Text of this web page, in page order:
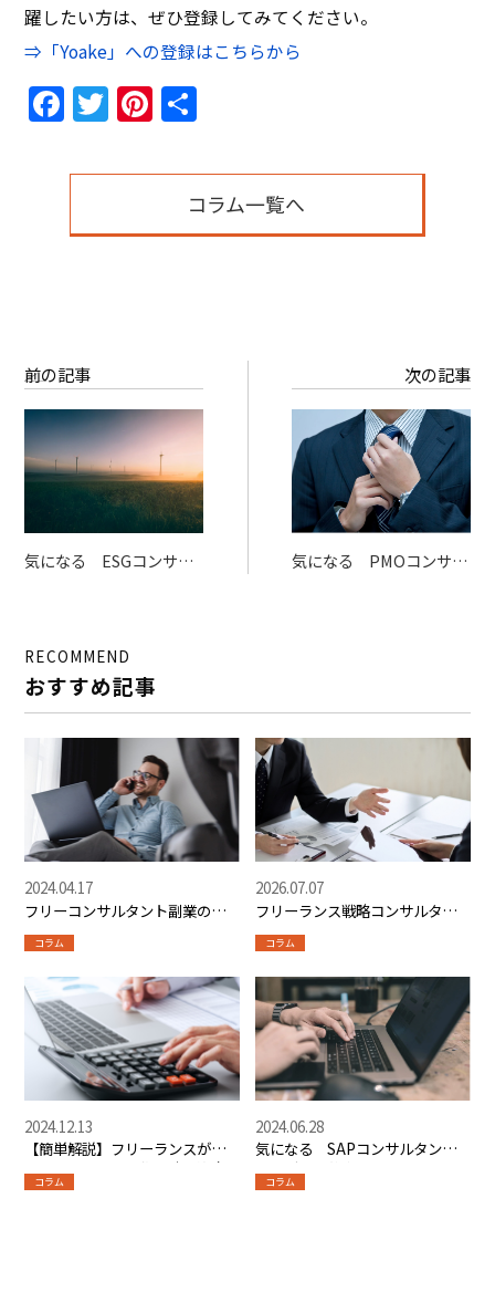
躍したい方は、ぜひ登録してみてください。
⇒「Yoake」への登録はこちらから
Facebook
TwitterPinterest
コラム一覧へ
前の記事
気になる ESGコンサル
次の記事
気になる PMOコンサル
RECOMMEND
おすすめ記事
フリーコンサルタント副業の始
め方とおすすめマッチングサイ
ト3選
2024.04.17
コラム
フリーランス戦略コンサルタン
ト完全ガイド【単価・案件・ス
キル・将来性】
2026.07.07
コラム
【簡単解説】フリーランスがク
レジットカードを作る時に注意
すべき3つのポイント
2024.12.13
コラム
気になる SAPコンサルタント
ってどんな仕事？
2024.06.28
コラム